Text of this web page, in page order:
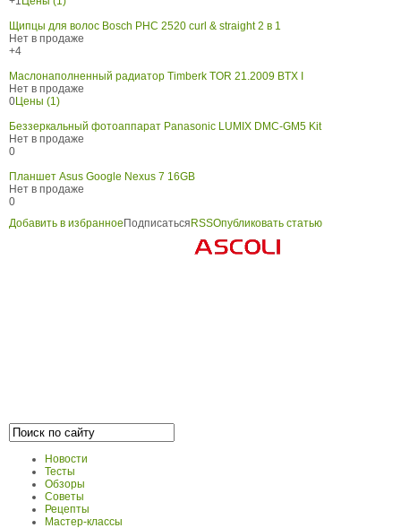
Щипцы для волос Bosch PHC 2520 curl & straight 2 в 1
Нет в продаже
+4
Маслонаполненный радиатор Timberk TOR 21.2009 BTX I
Нет в продаже
0Цены (1)
Беззеркальный фотоаппарат Panasonic LUMIX DMC-GM5 Kit
Нет в продаже
0
Планшет Asus Google Nexus 7 16GB
Нет в продаже
0
Добавить в избранное Подписаться RSSОпубликовать статью
Новости
Тесты
Обзоры
Советы
Рецепты
Мастер-классы